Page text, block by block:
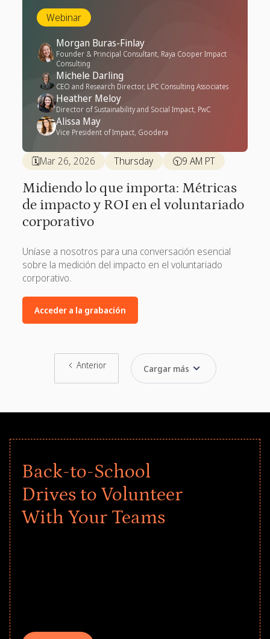
Webinar
Morgan Buras-Finlay
Founder & Principal Consultant, Raya Cooper Impact
Consulting
Michele Darling
CEO and Research Director, LPC Consulting Associates
Heather Meloy
Director of Sustainability and Social Impact, PwC
Alissa May
Vice President of Impact, Goodera
🗓️Mar 26, 2026 Thursday 🕥9 AM PT
Midiendo lo que importa: Métricas
de impacto y ROI en el voluntariado
corporativo
Uníase a nosotros para una conversación esencial
sobre la medición del impacto en el voluntariado
corporativo.
Acceder a la grabación
Anterior Cargar más
Back-to-School
Drives to Volunteer
With Your Teams